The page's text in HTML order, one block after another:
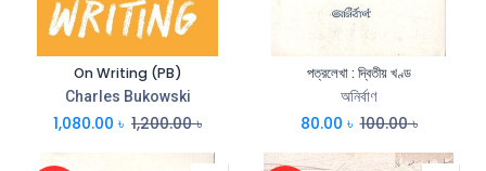
On Writing (PB)
Charles Bukowski
1,080.00 ৳ 1,200.00৳
পত্রলেখা : দ্বিতীয় খণ্ড
অনির্বাণ
80.00 ৳ 100.00৳